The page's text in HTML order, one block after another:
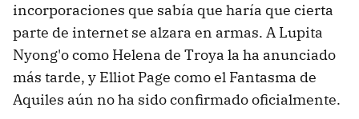
incorporaciones que sabía que haría que cierta
parte de internet se alzara en armas. A Lupita
Nyong'o como Helena de Troya la ha anunciado
más tarde, y Elliot Page como el Fantasma de
Aquiles aún no ha sido confirmado oficialmente.